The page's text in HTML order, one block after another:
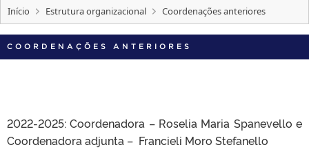
Início Estrutura organizacional Coordenações anteriores
COORDENAÇÕES ANTERIORES
2022-2025: Coordenadora – Roselia Maria Spanevello e
Coordenadora adjunta – Francieli Moro Stefanello